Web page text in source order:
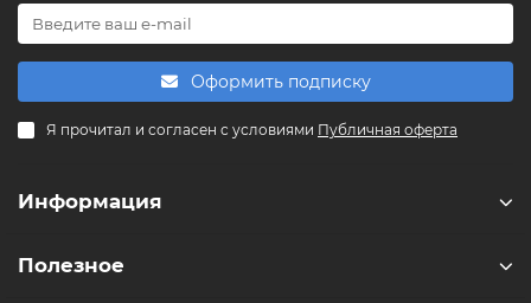
Оформить подписку
Я прочитал и согласен с условиями Публичная оферта
Информация
Полезное
Чем можем помочь?